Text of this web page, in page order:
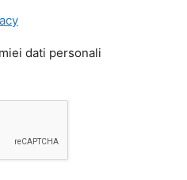
dati personali